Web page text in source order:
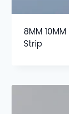
8MM
Strip